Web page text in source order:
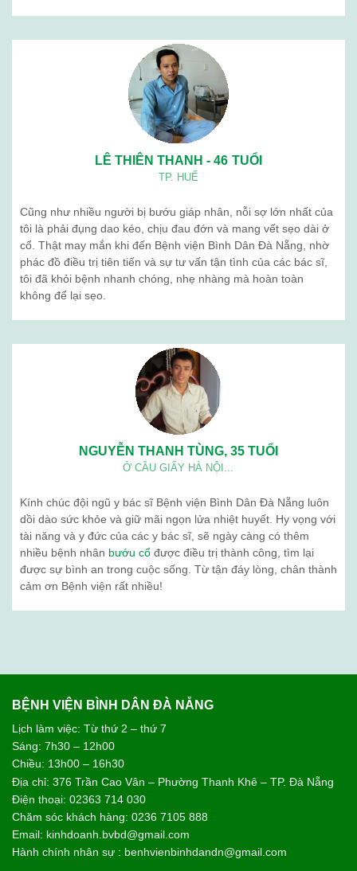
LÊ THIÊN THANH - 46 TUỔI
TP. HUẾ
Cũng như nhiều người bị bướu giáp nhân, nỗi sợ lớn nhất của
tôi là phải đụng dao kéo, chịu đau đớn và mang vết sẹo dài ở
cổ. Thật may mắn khi đến Bệnh viện Bình Dân Đà Nẵng, nhờ
phác đồ điều trị tiên tiến và sự tư vấn tận tình của các bác sĩ,
tôi đã khỏi bệnh nhanh chóng, nhẹ nhàng mà hoàn toàn
không để lại sẹo.
NGUYỄN THANH TÙNG, 35 TUỔI
Ở CẦU GIẤY HÀ NỘI...
Kính chúc đội ngũ y bác sĩ Bệnh viện Bình Dân Đà Nẵng luôn
dồi dào sức khỏe và giữ mãi ngọn lửa nhiệt huyết. Hy vọng với
tài năng và y đức của các y bác sĩ, sẽ ngày càng có thêm
nhiều bệnh nhân bướu cổ được điều trị thành công, tìm lại
được sự bình an trong cuộc sống. Từ tận đáy lòng, chân thành
cảm ơn Bệnh viện rất nhiều!
BỆNH VIỆN BÌNH DÂN ĐÀ NẴNG
Lịch làm việc: Từ thứ 2 – thứ 7
Sáng: 7h30 – 12h00
Chiều: 13h00 – 16h30
Địa chỉ: 376 Trần Cao Vân – Phường Thanh Khê – TP. Đà Nẵng
Điện thoại: 02363 714 030
Chăm sóc khách hàng: 0236 7105 888
Email: kinhdoanh.bvbd@gmail.com
Hành chính nhân sự : benhvienbinhdandn@gmail.com